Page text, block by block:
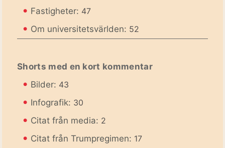
• Fastigheter: 47
• Om universitetsvärlden: 52
Shorts med en kort kommentar
• Bilder: 43
• Infografik: 30
• Citat från media: 2
• Citat från Trumpregimen: 17